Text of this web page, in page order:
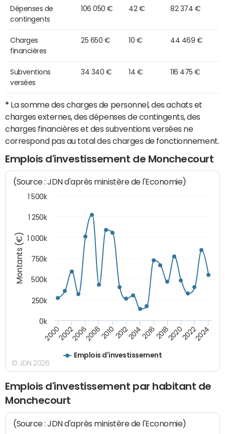
Dépenses de
contingents
106 050 € 42 € 82 374 €
Charges
financières
25 650 € 10 € 44 469 €
Subventions
versées
34 340 € 14 € 116 475 €
* La somme des charges de personnel, des achats et
charges externes, des dépenses de contingents, des
charges financières et des subventions versées ne
correspond pas au total des charges de fonctionnement.
Emplois d'investissement de Monchecourt
Montants (€)
(Source : JDN d'après ministère de l'Economie)
Emplois d'investissement
200020022006200820102012201420162018202020222024
0k
250k
500k
750k
1 000k
1 250k
1 500k
© JDN 2026
Emplois d'investissement par habitant de
Monchecourt
(Source : JDN d'après ministère de l'Economie)